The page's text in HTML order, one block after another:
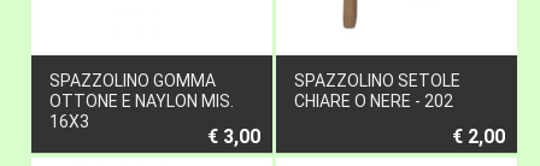
SPAZZOLINO GOMMA
OTTONE E NAYLON MIS.
16X3
€ 3,00
SPAZZOLINO SETOLE
CHIARE O NERE - 202
€ 2,00